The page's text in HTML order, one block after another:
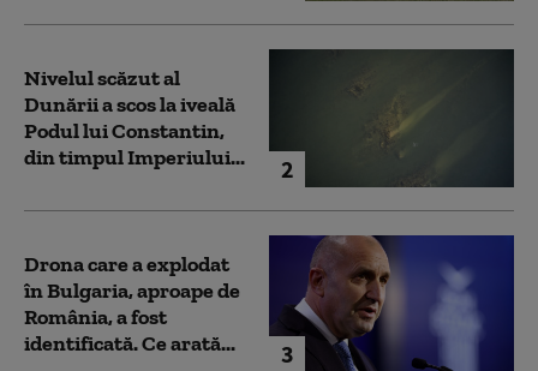
2
Nivelul scăzut al
Dunării a scos la iveală
Podul lui Constantin,
din timpul Imperiului...
3
Drona care a explodat
în Bulgaria, aproape de
România, a fost
identificată. Ce arată...